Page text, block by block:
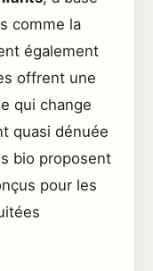
comme la
également
offrent une
qui change
quasi dénuée
bio proposent
pour les